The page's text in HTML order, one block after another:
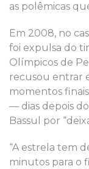
as polêmicas
Em 2008, no
foi expulsa do
Olímpicos de
recusou entrar
momentos
— dias depois
Bassul por
“A estrela tem
minutos para o